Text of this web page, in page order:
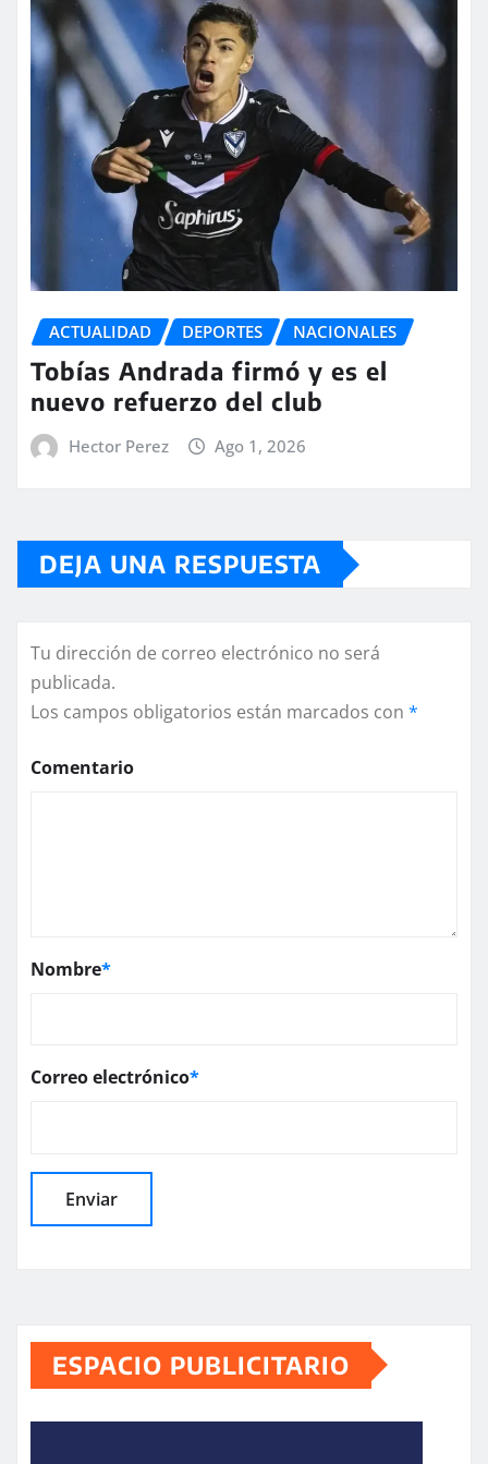
ACTUALIDAD DEPORTES NACIONALES
Tobías Andrada firmó y es el
nuevo refuerzo del club
Hector Perez Ago 1, 2026
DEJA UNA RESPUESTA
Tu dirección de correo electrónico no será
publicada.
Los campos obligatorios están marcados con *
Comentario
Nombre*
Correo electrónico*
ESPACIO PUBLICITARIO